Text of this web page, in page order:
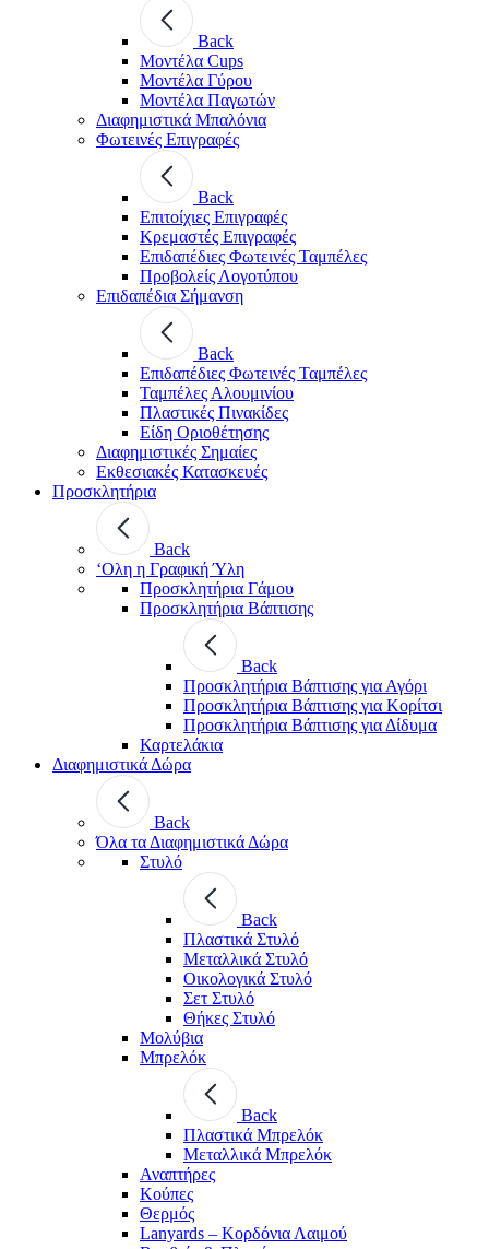
Back
Μοντέλα Cups
Μοντέλα Γύρου
Μοντέλα Παγωτών
Διαφημιστικά Μπαλόνια
Φωτεινές Επιγραφές
Back
Επιτοίχιες Επιγραφές
Κρεμαστές Επιγραφές
Επιδαπέδιες Φωτεινές Ταμπέλες
Προβολείς Λογοτύπου
Επιδαπέδια Σήμανση
Back
Επιδαπέδιες Φωτεινές Ταμπέλες
Ταμπέλες Αλουμινίου
Πλαστικές Πινακίδες
Είδη Οριοθέτησης
Διαφημιστικές Σημαίες
Εκθεσιακές Κατασκευές
Προσκλητήρια
Back
‘Ολη η Γραφική Ύλη
Προσκλητήρια Γάμου
Προσκλητήρια Βάπτισης
Back
Προσκλητήρια Βάπτισης για Αγόρι
Προσκλητήρια Βάπτισης για Κορίτσι
Προσκλητήρια Βάπτισης για Δίδυμα
Καρτελάκια
Διαφημιστικά Δώρα
Back
Όλα τα Διαφημιστικά Δώρα
Στυλό
Back
Πλαστικά Στυλό
Μεταλλικά Στυλό
Οικολογικά Στυλό
Σετ Στυλό
Θήκες Στυλό
Μολύβια
Μπρελόκ
Back
Πλαστικά Μπρελόκ
Μεταλλικά Μπρελόκ
Αναπτήρες
Κούπες
Θερμός
Lanyards – Kορδόνια Λαιμού